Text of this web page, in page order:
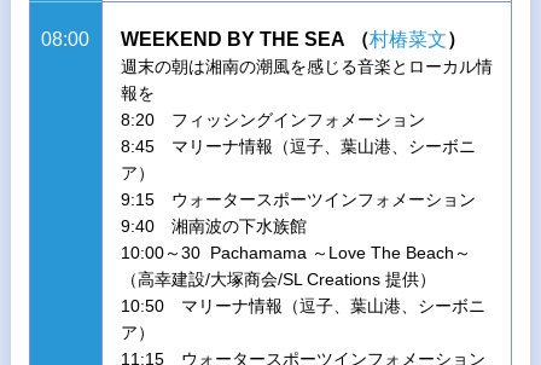
08:00 WEEKEND BY THE SEA （村椿菜文）
週末の朝は湘南の潮風を感じる音楽とローカル情
報を
8:20 フィッシングインフォメーション
8:45 マリーナ情報（逗子、葉山港、シーボニ
ア）
9:15 ウォータースポーツインフォメーション
9:40 湘南波の下水族館
10:00～30 Pachamama ～Love The Beach～
（高幸建設/大塚商会/SL Creations 提供）
10:50 マリーナ情報（逗子、葉山港、シーボニ
ア）
11:15 ウォータースポーツインフォメーション